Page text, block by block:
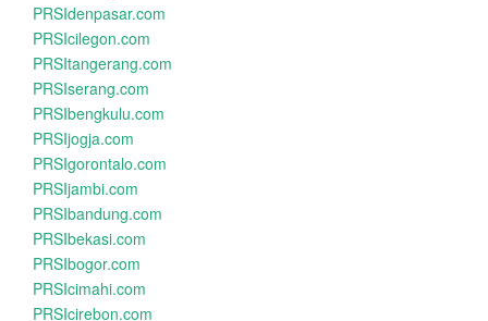
PRSIdenpasar.com
PRSIcilegon.com
PRSItangerang.com
PRSIserang.com
PRSIbengkulu.com
PRSIjogja.com
PRSIgorontalo.com
PRSIjambi.com
PRSIbandung.com
PRSIbekasi.com
PRSIbogor.com
PRSIcimahi.com
PRSIcirebon.com